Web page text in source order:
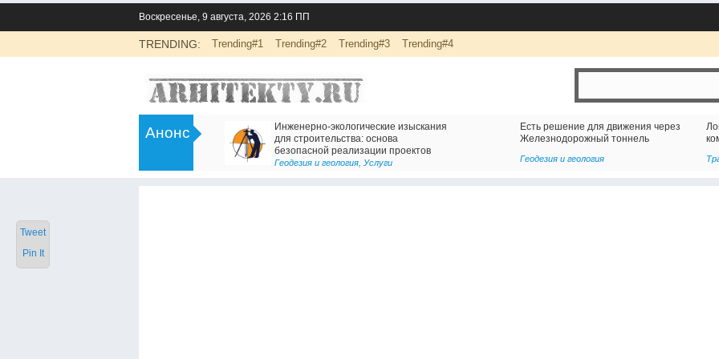
Воскресенье, 9 августа, 2026 2:16 ПП
TRENDING: Trending#1 Trending#2 Trending#3 Trending#4
Анонс
Инженерно-экологические изыскания
Есть решение для движения через
Железнодорожный тоннель
Геодезия и геология
Логистика и комплексная перевозка грузов с
компанией АВАС ГРУПП
Транспорт и логистика,Услуги
Tweet
Pin It